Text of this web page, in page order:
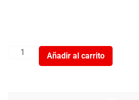
Añadir al carrito